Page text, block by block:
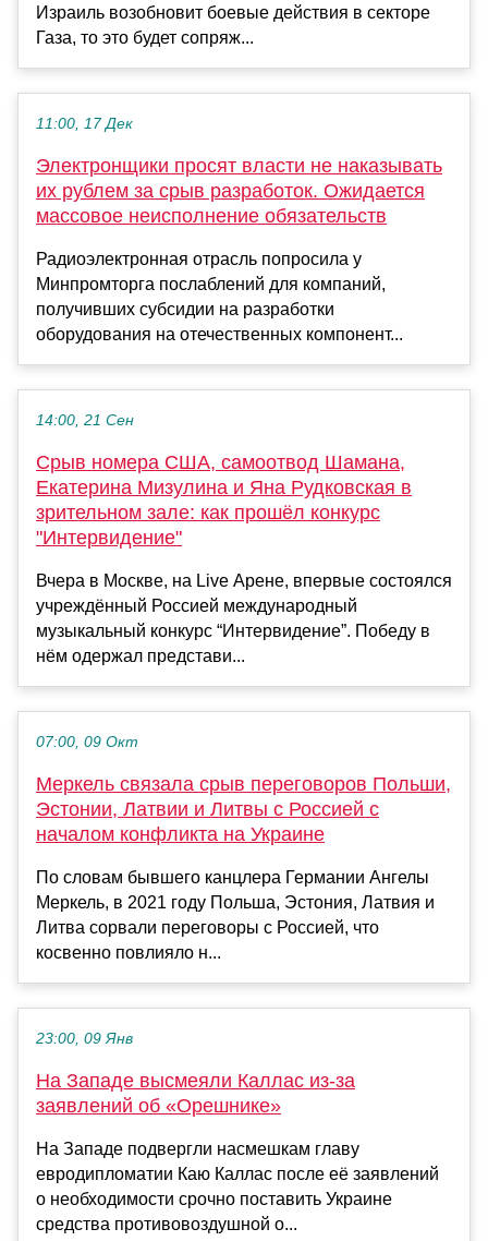
Израиль возобновит боевые действия в секторе
Газа, то это будет сопряж...
11:00, 17 Дек
Электронщики просят власти не наказывать
их рублем за срыв разработок. Ожидается
массовое неисполнение обязательств
Радиоэлектронная отрасль попросила у
Минпромторга послаблений для компаний,
получивших субсидии на разработки
оборудования на отечественных компонент...
14:00, 21 Сен
Срыв номера США, самоотвод Шамана,
Екатерина Мизулина и Яна Рудковская в
зрительном зале: как прошёл конкурс
"Интервидение"
Вчера в Москве, на Live Арене, впервые состоялся
учреждённый Россией международный
музыкальный конкурс “Интервидение”. Победу в
нём одержал представи...
07:00, 09 Окт
Меркель связала срыв переговоров Польши,
Эстонии, Латвии и Литвы с Россией с
началом конфликта на Украине
По словам бывшего канцлера Германии Ангелы
Меркель, в 2021 году Польша, Эстония, Латвия и
Литва сорвали переговоры с Россией, что
косвенно повлияло н...
23:00, 09 Янв
На Западе высмеяли Каллас из-за
заявлений об «Орешнике»
На Западе подвергли насмешкам главу
евродипломатии Каю Каллас после её заявлений
о необходимости срочно поставить Украине
средства противовоздушной о...